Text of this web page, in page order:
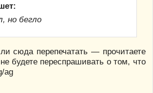
но бегло
сюда перепечатать — прочитаете
будете переспрашивать о том, что